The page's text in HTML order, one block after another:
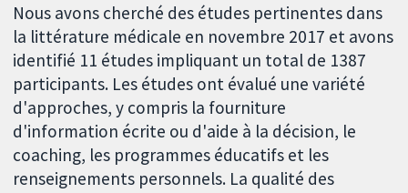
Nous avons cherché des études pertinentes dans
la littérature médicale en novembre 2017 et avons
identifié 11 études impliquant un total de 1387
participants. Les études ont évalué une variété
d'approches, y compris la fourniture
d'information écrite ou d'aide à la décision, le
coaching, les programmes éducatifs et les
renseignements personnels. La qualité des